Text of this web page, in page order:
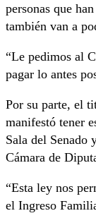
personas que
también van a
“Le pedimos al
pagar lo antes
Por su parte, el
manifestó tener
Sala del Senado
Cámara de
“Esta ley nos
el Ingreso